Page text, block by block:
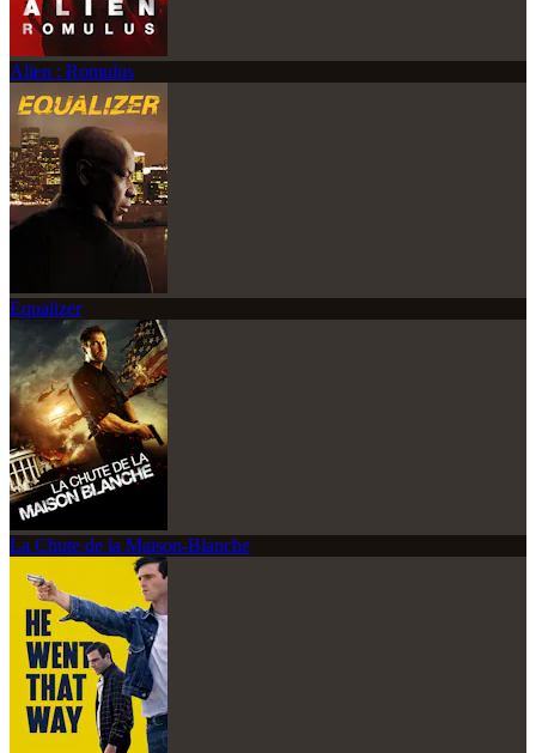
Alien : Romulus
Equalizer
La Chute de la Maison-Blanche